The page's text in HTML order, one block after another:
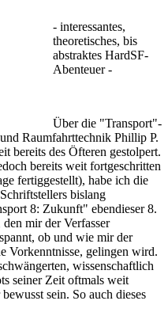
- interessantes,
theoretisches, bis
abstraktes HardSF-
Abenteuer -
Über die "Transport"-
Raumfahrttechnik Phillip P.
bereits des Öfteren gestolpert.
bereits weit fortgeschritten
fertiggestellt), habe ich die
bislang
8: Zukunft" ebendieser 8.
mir der Verfasser
ob und wie mir der
Vorkenntnisse, gelingen wird.
wissenschaftlich
seiner Zeit oftmals weit
sein. So auch dieses